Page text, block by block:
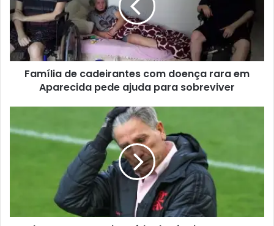
Família de cadeirantes com doença rara em
Aparecida pede ajuda para sobreviver